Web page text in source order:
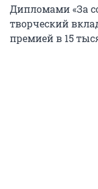
Дипломами «За
творческий
премией в 15